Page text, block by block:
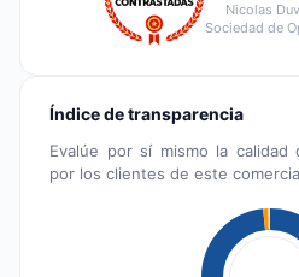
Nicolas
Sociedad de
Índice de transparencia
Evalúe por sí mismo la calidad
por los clientes de este